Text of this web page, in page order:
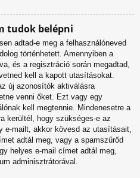
tudok belépni
adtad-e meg a felhasználóneved
történhetett. Amennyiben a
és a regisztráció során megadtad,
kell a kapott utasításokat.
új azonosítók aktiválásra
venni őket. Ezt vagy egy
kell megtennie. Mindenesetre a
kerültél, hogy szükséges-e az
e-mailt, akkor kövesd az utasításait,
adtál meg, vagy a spamszűrőd
helyes e-mail címet adtál meg,
adminisztrátorával.